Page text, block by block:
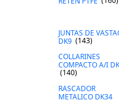
JUNTAS DE
DK9 (143)
COLLARINES
COMPACTO A/I
(140)
RASCADOR
METALICO DK34